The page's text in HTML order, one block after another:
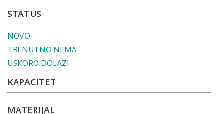
STATUS
NOVO
TRENUTNO NEMA
USKORO DOLAZI
KAPACITET
MATERIJAL